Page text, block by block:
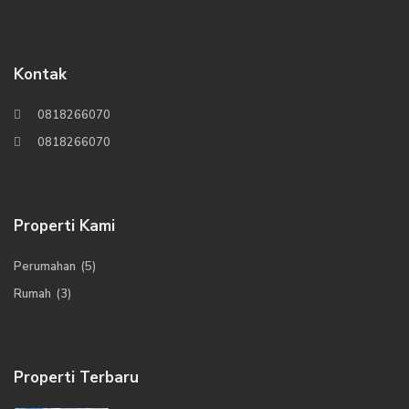
Kontak
0818266070
0818266070
Properti Kami
Perumahan (5)
Rumah (3)
Properti Terbaru